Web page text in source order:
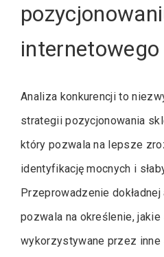
internetowego
Analiza konkurencji to
strategii pozycjonowania
który pozwala na lepsze
identyfikację mocnych i
Przeprowadzenie
pozwala na określenie,
wykorzystywane przez inne